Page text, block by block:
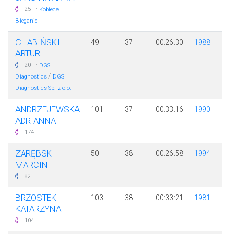
25 · Kobiece
Bieganie
CHABIŃSKI
ARTUR
20 · DGS
Diagnostics / DGS
Diagnostics Sp. z o.o.
49 37 00:26:30 1988
ANDRZEJEWSKA
ADRIANNA
174
101 37 00:33:16 1990
ZARĘBSKI
MARCIN
82
50 38 00:26:58 1994
BRZOSTEK
KATARZYNA
104
103 38 00:33:21 1981